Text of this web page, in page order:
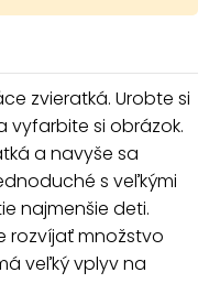
zvieratká. Urobte si
si obrázok.
a navyše sa
s veľkými
najmenšie deti.
rozvíjať množstvo
veľký vplyv na